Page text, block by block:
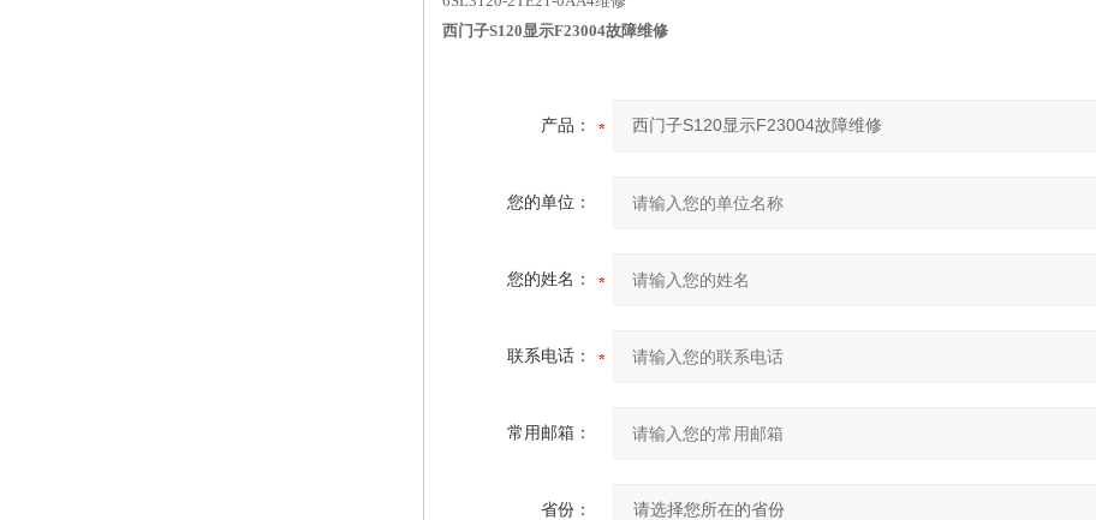
西门子S120显示F23004故障维修
产品：
您的单位：
您的姓名：
联系电话：
常用邮箱：
省份：